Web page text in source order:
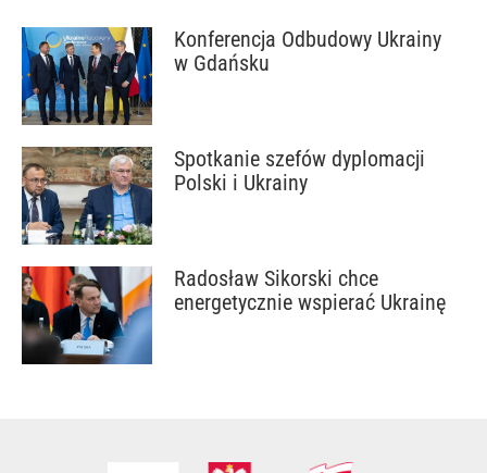
Konferencja Odbudowy Ukrainy
w Gdańsku
Spotkanie szefów dyplomacji
Polski i Ukrainy
Radosław Sikorski chce
energetycznie wspierać Ukrainę